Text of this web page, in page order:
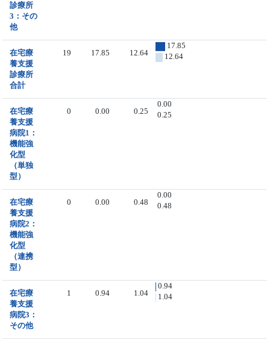
診療所
3：その
他
在宅療
養支援
診療所
合計
19 17.85 12.64
17.85
12.64
在宅療
養支援
病院1：
機能強
化型
（単独
型）
0 0.00 0.25
0.00
0.25
在宅療
養支援
病院2：
機能強
化型
（連携
型）
0 0.00 0.48
0.00
0.48
在宅療
養支援
病院3：
その他
1 0.94 1.04
0.94
1.04